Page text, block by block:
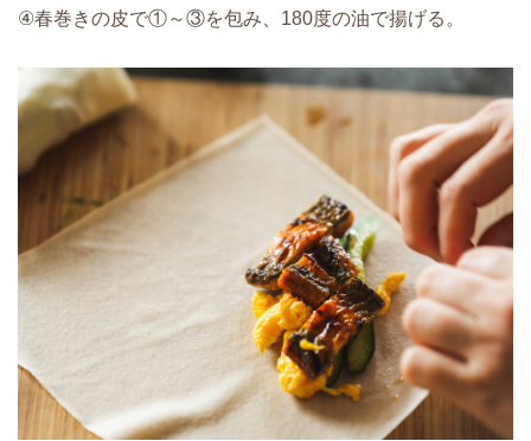
④春巻きの皮で①～③を包み、180度の油で揚げる。